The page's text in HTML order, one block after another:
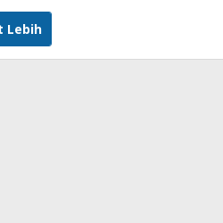
Lebih